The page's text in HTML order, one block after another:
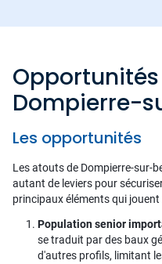
Dompierre-
Les opportunités
Les atouts de Dompierre-sur-
autant de leviers pour
principaux éléments qui
Population senior
se traduit par des baux
d'autres profils, limitant